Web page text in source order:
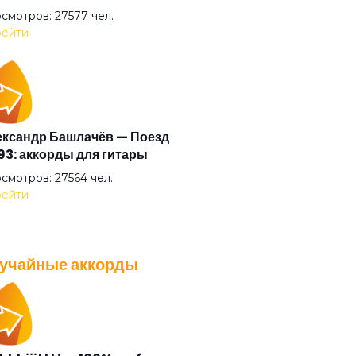
Казанского зверя
Никитин буги
27577 чел.
Башлачёв — Поезд
аккорды для гитары
27564 чел.
— Плохо танцевать: аккорды
26040 чел.
аккорды